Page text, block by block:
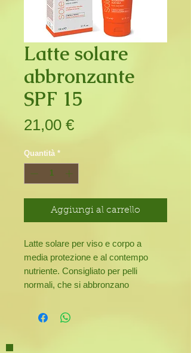
Latte solare
abbronzante
SPF 15
21,00 €Prezzo
Quantità *
Aggiungi al carrello
Latte solare per viso e corpo a
media protezione e al contempo
nutriente. Consigliato per pelli
normali, che si abbronzano
Vera Bio, Attivatore di melanina a
base di OLEIL TIROSINA ed